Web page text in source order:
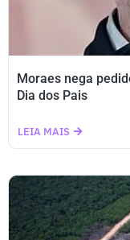
Moraes nega
Dia dos Pais
LEIA MAIS